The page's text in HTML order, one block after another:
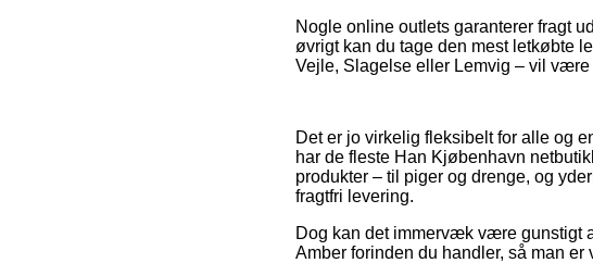
Nogle online outlets garanterer fragt
øvrigt kan du tage den mest letkøbte
Vejle, Slagelse eller Lemvig – vil
Det er jo virkelig fleksibelt for alle og
har de fleste Han Kjøbenhavn
produkter – til piger og drenge, og
fragtfri levering.
Dog kan det immervæk være gunstigt
Amber forinden du handler, så man